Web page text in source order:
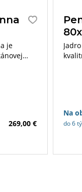
je
269,00 €
Na
do 6